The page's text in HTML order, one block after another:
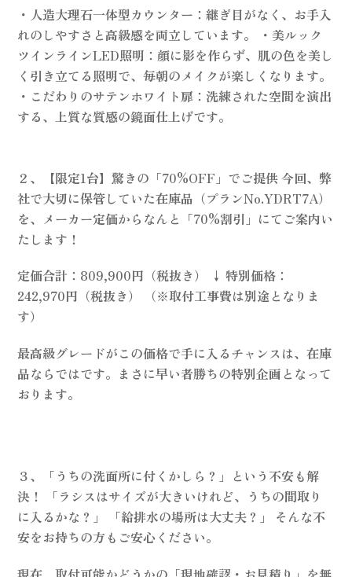
・人造大理石一体型カウンター：継ぎ目がなく、お手入
れのしやすさと高級感を両立しています。 ・美ルック
ツインラインLED照明：顔に影を作らず、肌の色を美し
く引き立てる照明で、毎朝のメイクが楽しくなります。
・こだわりのサテンホワイト扉：洗練された空間を演出
する、上質な質感の鏡面仕上げです。
２、【限定1台】驚きの「70%OFF」でご提供 今回、弊
社で大切に保管していた在庫品（プランNo.YDRT7A）
を、メーカー定価からなんと「70%割引」にてご案内い
たします！
定価合計：809,900円（税抜き） ↓ 特別価格：
242,970円（税抜き） （※取付工事費は別途となりま
す）
最高級グレードがこの価格で手に入るチャンスは、在庫
品ならではです。まさに早い者勝ちの特別企画となって
おります。
３、「うちの洗面所に付くかしら？」という不安も解
決！ 「ラシスはサイズが大きいけれど、うちの間取り
に入るかな？」 「給排水の場所は大丈夫？」 そんな不
安をお持ちの方もご安心ください。